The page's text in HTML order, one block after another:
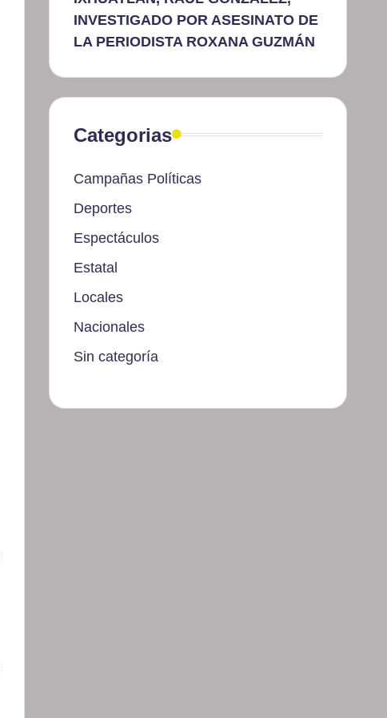
INVESTIGADO POR ASESINATO DE
LA PERIODISTA ROXANA GUZMÁN
Categorias
Campañas Políticas
Deportes
Espectáculos
Estatal
Locales
Nacionales
Sin categoría